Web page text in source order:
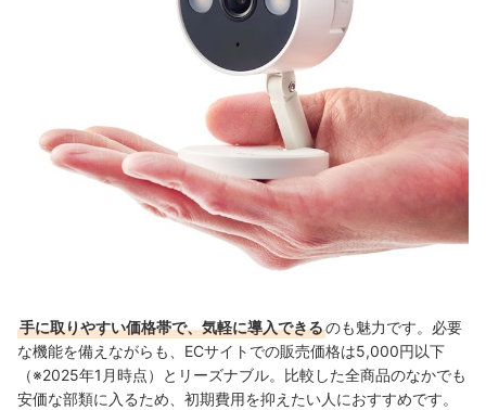
手に取りやすい価格帯で、気軽に導入できるのも魅力です。必要
な機能を備えながらも、 ECサイトでの販売価格は5,000円以下
（※2025年1月時点）とリーズナブル。比較した全商品のなかでも
安価な部類に入るため、 初期費用を抑えたい人におすすめです。